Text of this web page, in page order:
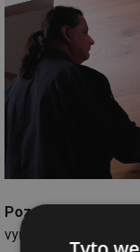
Pozor
: Pokud
vyměnit otočné za